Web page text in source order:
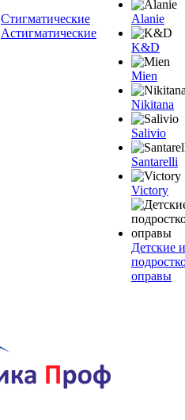
Стигматические
Астигматические
Alanie
K&D
Mien
Nikitana
Salivio
Santarelli
Victory
Детские и
оправы